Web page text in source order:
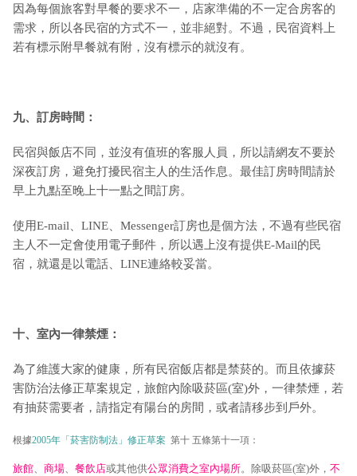
因為每個旅客對早餐的要求不一，店家準備的不一定合房客的
需求，所以各民宿的方式不一，並非絕對。不過，民宿資料上
若有標示附早餐就有附，沒有標示的就沒有。
九、訂房時間：
民宿與飯店不同，並沒有值班的客服人員，所以請網友不要於
深夜訂房，避免打擾民宿主人的生活作息。最佳訂房時間請於
早上九點至晚上十一點之間訂房。
使用E-mail、LINE、Messenger訂房也是個方法，不過有些民宿
主人不一定會使用電子郵件，所以遇上沒有提供E-Mail的民
宿，就還是以電話、LINE連絡較妥當。
十、室內一律禁煙：
為了維護大家的健康，所有民宿飯店都是禁菸的。而且依據菸
害防治法修正草案規定，旅館內除吸菸區(室)外，一律禁煙，若
有抽菸需要者，請指定有陽台的房間，或者請移步到戶外。
根據2005年「菸害防制法」修正草案 第十 五條第十一項：
旅館、 商場、 餐飲店或其他供公眾消費之室內場所。除吸菸區(室)外， 不